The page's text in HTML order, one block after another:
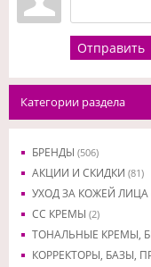
Отправить
Категории раздела
БРЕНДЫ (506)
АКЦИИ И СКИДКИ (81)
УХОД ЗА КОЖЕЙ ЛИЦА
CC КРЕМЫ (2)
ТОНАЛЬНЫЕ КРЕМЫ,
КОРРЕКТОРЫ, БАЗЫ,